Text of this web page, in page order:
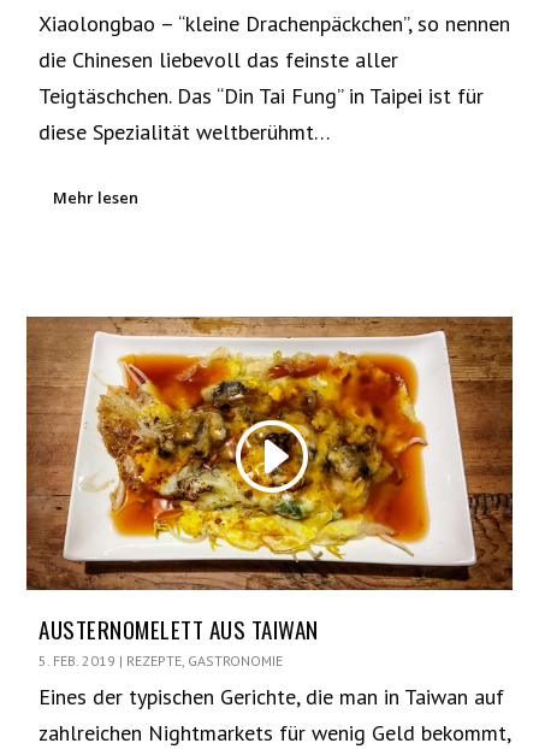
Xiaolongbao – “kleine Drachenpäckchen”, so nennen
die Chinesen liebevoll das feinste aller
Teigtäschchen. Das “Din Tai Fung” in Taipei ist für
diese Spezialität weltberühmt…
Mehr lesen
AUSTERNOMELETT AUS TAIWAN
5. FEB. 2019 | REZEPTE, GASTRONOMIE
Eines der typischen Gerichte, die man in Taiwan auf
zahlreichen Nightmarkets für wenig Geld bekommt,